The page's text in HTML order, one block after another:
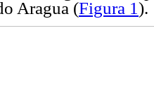
Aragua (Figura 1).